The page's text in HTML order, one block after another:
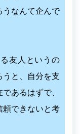
うなんて企んで
友人というの
うと、自分を支
あるはずで、
頼できないと考